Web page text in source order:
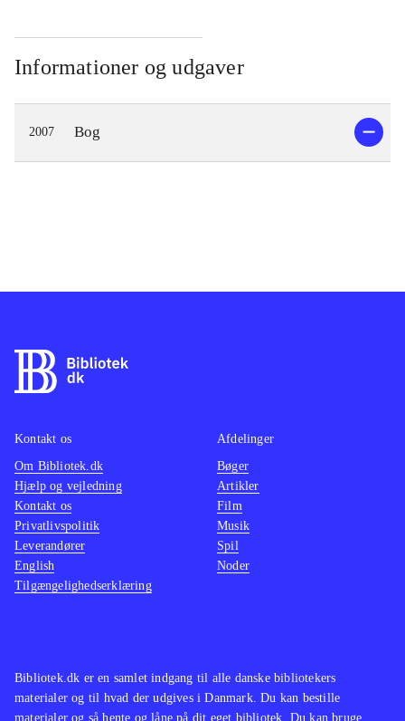
Informationer og udgaver
2007 Bog
Bibliotek.dk er en samlet indgang til alle danske bibliotekers
materialer og til hvad der udgives i Danmark. Du kan bestille
materialer og så hente og låne på dit eget bibliotek. Du kan bruge
Kontakt os
Om Bibliotek.dk
Hjælp og vejledning
Kontakt os
Privatlivspolitik
Leverandører
English
Tilgængelighedserklæring
Afdelinger
Bøger
Artikler
Film
Musik
Spil
Noder